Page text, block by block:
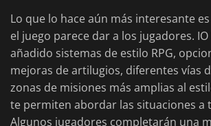
Lo que lo hace aún más interesante
el juego parece dar a los jugadores.
añadido sistemas de estilo RPG,
mejoras de artilugios, diferentes vías
zonas de misiones más amplias al
te permiten abordar las situaciones a
Algunos jugadores completarán una